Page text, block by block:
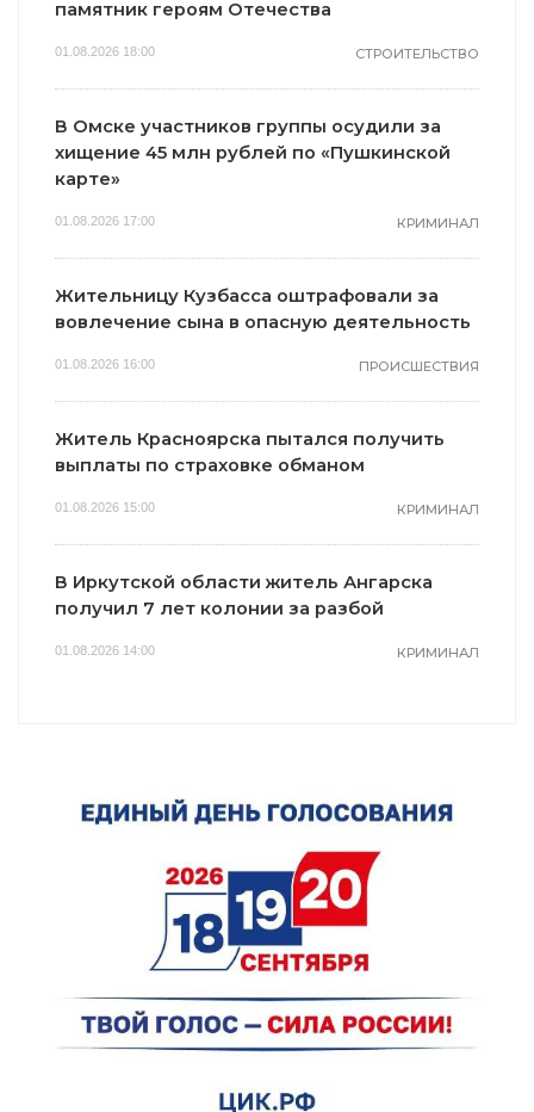
памятник героям Отечества
01.08.2026 18:00 СТРОИТЕЛЬСТВО
В Омске участников группы осудили за
хищение 45 млн рублей по «Пушкинской
карте»
01.08.2026 17:00 КРИМИНАЛ
Жительницу Кузбасса оштрафовали за
вовлечение сына в опасную деятельность
01.08.2026 16:00 ПРОИСШЕСТВИЯ
Житель Красноярска пытался получить
выплаты по страховке обманом
01.08.2026 15:00 КРИМИНАЛ
В Иркутской области житель Ангарска
получил 7 лет колонии за разбой
01.08.2026 14:00 КРИМИНАЛ